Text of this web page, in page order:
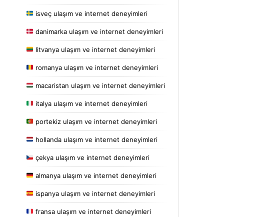
isveç ulaşım ve internet deneyimleri
danimarka ulaşım ve internet deneyimleri
litvanya ulaşım ve internet deneyimleri
romanya ulaşım ve internet deneyimleri
macaristan ulaşım ve internet deneyimleri
italya ulaşım ve internet deneyimleri
portekiz ulaşım ve internet deneyimleri
hollanda ulaşım ve internet deneyimleri
çekya ulaşım ve internet deneyimleri
almanya ulaşım ve internet deneyimleri
ispanya ulaşım ve internet deneyimleri
fransa ulaşım ve internet deneyimleri